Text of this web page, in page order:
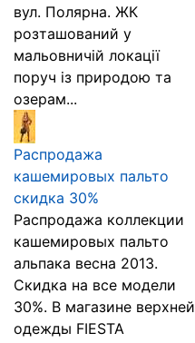
вул. Полярна. ЖК
розташований у
мальовничій локації
поруч із природою та
озерам...
Распродажа
кашемировых пальто
скидка 30%
Распродажа коллекции
кашемировых пальто
альпака весна 2013.
Скидка на все модели
30%. В магазине верхней
одежды FIESTA